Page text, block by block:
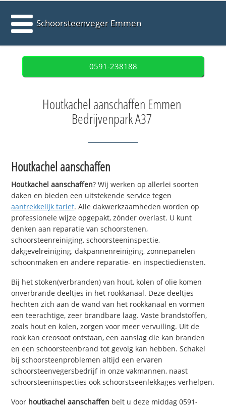
Schoorsteenveger Emmen
0591-238188
Houtkachel aanschaffen Emmen
Bedrijvenpark A37
Houtkachel aanschaffen
Houtkachel aanschaffen? Wij werken op allerlei soorten
daken en bieden een uitstekende service tegen
aantrekkelijk tarief. Alle dakwerkzaamheden worden op
professionele wijze opgepakt, zónder overlast. U kunt
denken aan reparatie van schoorstenen,
schoorsteenreiniging, schoorsteeninspectie,
dakgevelreiniging, dakpannenreiniging, zonnepanelen
schoonmaken en andere reparatie- en inspectiediensten.
Bij het stoken(verbranden) van hout, kolen of olie komen
onverbrande deeltjes in het rookkanaal. Deze deeltjes
hechten zich aan de wand van het rookkanaal en vormen
een teerachtige, zeer brandbare laag. Vaste brandstoffen,
zoals hout en kolen, zorgen voor meer vervuiling. Uit de
rook kan creosoot ontstaan, een aanslag die kan branden
en een schoorsteenbrand tot gevolg kan hebben. Schakel
bij schoorsteenproblemen altijd een ervaren
schoorsteenvegersbedrijf in onze vakmannen, naast
schoorsteeninspecties ook schoorstseenlekkages verhelpen.
Voor houtkachel aanschaffen belt u deze middag 0591-